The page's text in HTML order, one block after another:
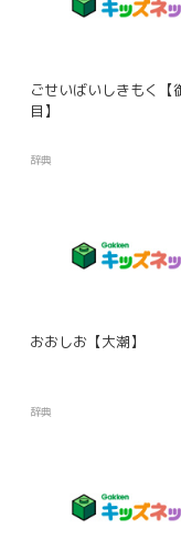
ごせいばいしきもく【
目】
辞典
おおしお【大潮】
辞典